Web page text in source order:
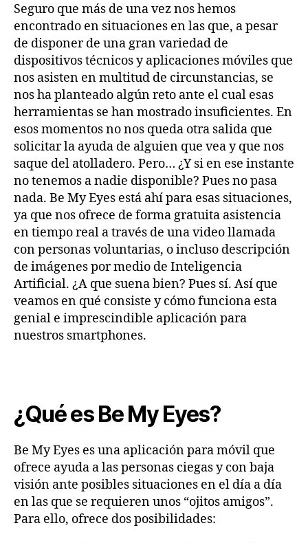
de
video
llamadas
e
incluso
Inteligencia
Artificial
Seguro que más de una vez nos hemos
encontrado en situaciones en las que, a pesar
de disponer de una gran variedad de
dispositivos técnicos y aplicaciones móviles que
nos asisten en multitud de circunstancias, se
nos ha planteado algún reto ante el cual esas
herramientas se han mostrado insuficientes. En
esos momentos no nos queda otra salida que
solicitar la ayuda de alguien que vea y que nos
saque del atolladero. Pero… ¿Y si en ese instante
no tenemos a nadie disponible? Pues no pasa
nada. Be My Eyes está ahí para esas situaciones,
ya que nos ofrece de forma gratuita asistencia
en tiempo real a través de una video llamada
con personas voluntarias, o incluso descripción
de imágenes por medio de Inteligencia
Artificial. ¿A que suena bien? Pues sí. Así que
veamos en qué consiste y cómo funciona esta
genial e imprescindible aplicación para
nuestros smartphones.
¿Qué es Be My Eyes?
Be My Eyes es una aplicación para móvil que
ofrece ayuda a las personas ciegas y con baja
visión ante posibles situaciones en el día a día
en las que se requieren unos “ojitos amigos”.
Para ello, ofrece dos posibilidades: